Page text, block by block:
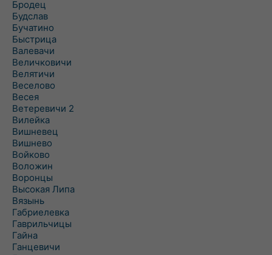
Бродец
Будслав
Бучатино
Быстрица
Валевачи
Величковичи
Велятичи
Веселово
Весея
Ветеревичи 2
Вилейка
Вишневец
Вишнево
Войково
Воложин
Воронцы
Высокая Липа
Вязынь
Габриелевка
Гаврильчицы
Гайна
Ганцевичи